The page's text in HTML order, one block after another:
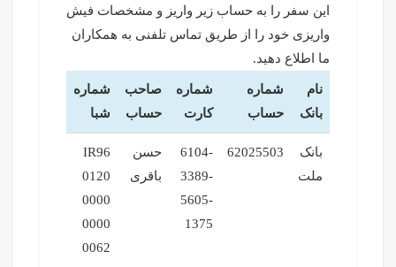
این سفر را به حساب زیر واریز و مشخصات فیش
واریزی خود را از طریق تماس تلفنی به همکاران
ما اطلاع دهید.
نام
بانک
شماره
حساب
شماره
کارت
صاحب
حساب
شماره
شبا
بانک
ملت
62025503
6104-
3389-
5605-
1375
حسن
باقری
IR96
0120
0000
0000
0062